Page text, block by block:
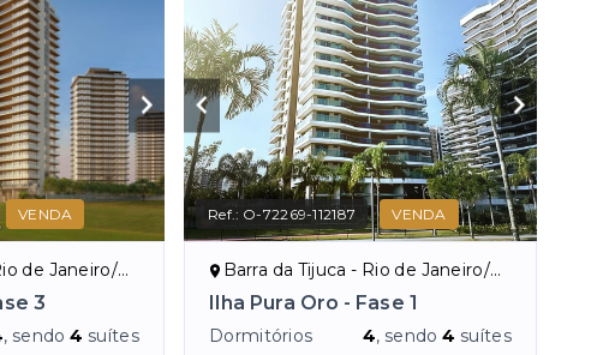
VENDA
de Janeiro/RJ
3
, sendo4 suítes
Ref.: O-72269-112187 VENDA
Barra da Tijuca - Rio de Janeiro/RJ
Ilha Pura Oro - Fase 1
Dormitórios 4, sendo4 suítes